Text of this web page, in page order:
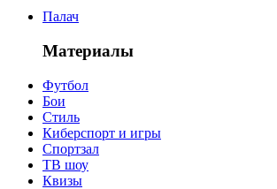
Палач
Материалы
Футбол
Бои
Стиль
Киберспорт и игры
Спортзал
ТВ шоу
Квизы